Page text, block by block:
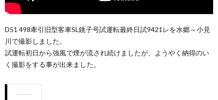
D51 498牽引旧型客車SL銚子号試運転最終日試9421レを水郷～小見
川で撮影しました。
試運転初日から強風で煙が流され続けましたが、ようやく納得のい
く撮影をする事が出来ました。